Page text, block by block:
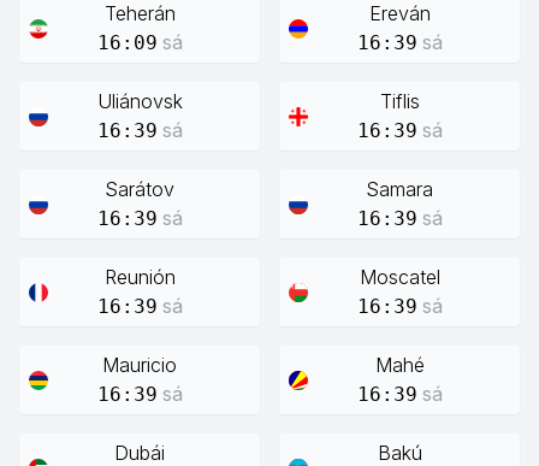
Teherán
16:09 sá
Ereván
16:39 sá
Uliánovsk
16:39 sá
Tiflis
16:39 sá
Sarátov
16:39 sá
Samara
16:39 sá
Reunión
16:39 sá
Moscatel
16:39 sá
Mauricio
16:39 sá
Mahé
16:39 sá
Dubái Bakú